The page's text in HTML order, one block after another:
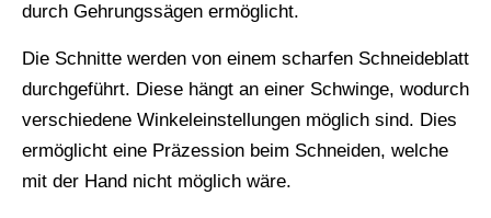
durch Gehrungssägen ermöglicht.
Die Schnitte werden von einem scharfen Schneideblatt
durchgeführt. Diese hängt an einer Schwinge, wodurch
verschiedene Winkeleinstellungen möglich sind. Dies
ermöglicht eine Präzession beim Schneiden, welche
mit der Hand nicht möglich wäre.